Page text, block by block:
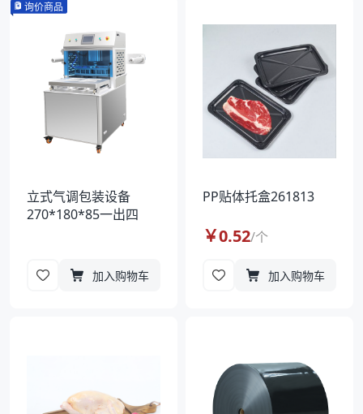
询价商品
立式气调包装设备
270*180*85一出四
加入购物车
PP贴体托盒261813
￥0.52/个
加入购物车